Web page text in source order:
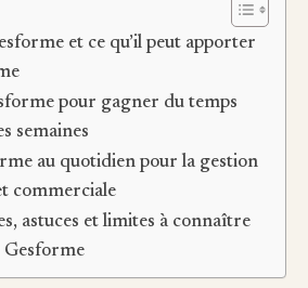
et ce qu’il peut apporter
pour gagner du temps
semaines
au quotidien pour la gestion
commerciale
astuces et limites à connaître
Gesforme